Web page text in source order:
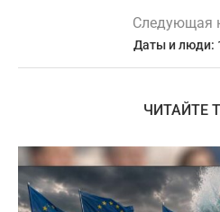
Следующая
Даты и люди:
ЧИТАЙТЕ